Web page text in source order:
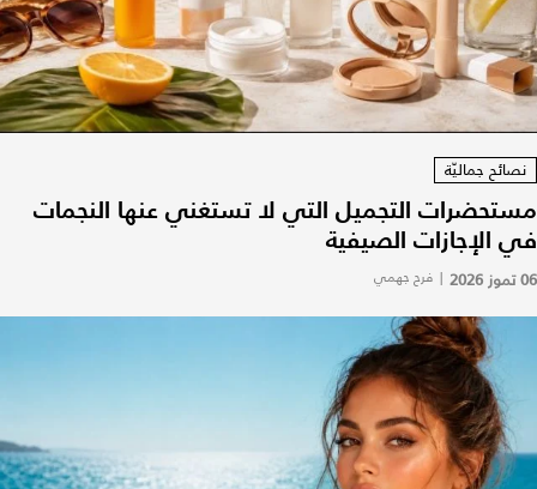
نصائح جماليّة
مستحضرات التجميل التي لا تستغني عنها النجمات
في الإجازات الصيفية
06 تموز 2026 | فرح جهمي